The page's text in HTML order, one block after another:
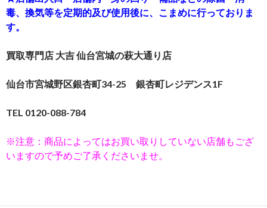
毒、換気等を定期的及び使用後に、こまめに行っておりま
す。
買取専門店 大吉 仙台宮城の萩大通り店
仙台市宮城野区銀杏町34-25 銀杏町レジデンス1F
TEL 0120-088-784
※注意：商品によってはお買い取りしていない店舗もござ
いますので予めご了承くださいませ。